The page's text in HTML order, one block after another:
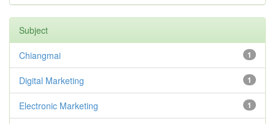
Subject
1
Chiangmai
1
Digital Marketing
1
Electronic Marketing